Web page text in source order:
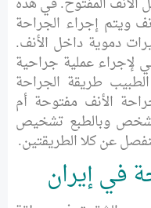
ويتم إجراء الجراحة
دموية داخل الأنف.
عملية جراحية
طريقة الجراحة
الأنف مفتوحة أم
وبالطبع تشخيص
عن كلا الطريقتين.
في إيران